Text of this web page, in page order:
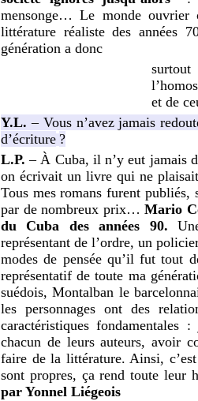
mensonge… Le monde ouvrier
littérature réaliste des années
génération a donc
et de
Y.L. – Vous n’avez jamais
d’écriture ?
L.P. – À Cuba, il n’y eut jamais
on écrivait un livre qui ne
Tous mes romans furent publiés,
par de nombreux prix…Mario
du Cuba des années 90.
représentant de l’ordre, un
modes de pensée qu’il fut tout
représentatif de toute ma
suédois, Montalban le
les personnages ont des
caractéristiques
chacun de leurs auteurs, avoir
faire de la littérature. Ainsi,
sont propres, ça rend toute leur
par Yonnel Liégeois